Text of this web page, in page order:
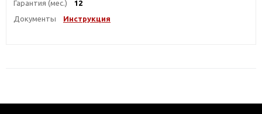
Гарантия (мес.)
12
Документы
Инструкция